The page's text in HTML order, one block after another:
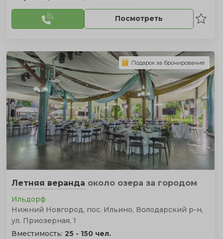
Посмотреть
Летняя веранда около озера за городом
Ильдорф
Нижний Новгород, пос. Ильино, Володарский р-н,
ул. Приозерная, 1
Вместимость: 25 - 150 чел.
Подарок за бронирование